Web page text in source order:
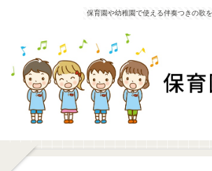
保育園や幼稚園で使える伴奏つきの歌